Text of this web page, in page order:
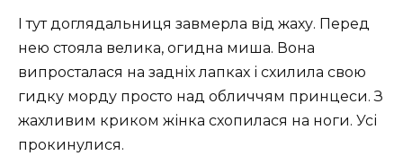
І тут доглядальниця завмерла від жаху. Перед
нею стояла велика, огидна миша. Вона
випросталася на задніх лапках і схилила свою
гидку морду просто над обличчям принцеси. З
жахливим криком жінка схопилася на ноги. Усі
прокинулися.